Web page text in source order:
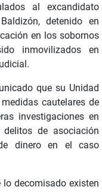
al excandidato
detenido en
en los sobornos
inmovilizados en
que su Unidad
cautelares de
investigaciones en
de asociación
dinero en el caso
lo decomisado existen